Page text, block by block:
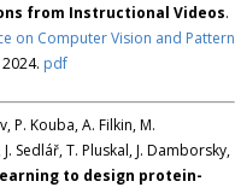
from Instructional Videos.
on Computer Vision and Pattern
2024. pdf
P. Kouba, A. Filkin, M.
Sedlář, T. Pluskal, J. Damborsky,
to design protein-